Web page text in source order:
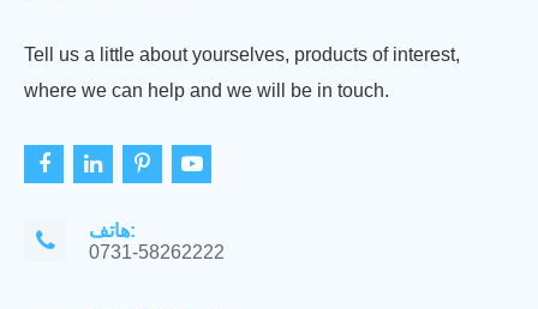
Tell us a little about yourselves, products of interest,
where we can help and we will be in touch.
هاتف:
0731-58262222